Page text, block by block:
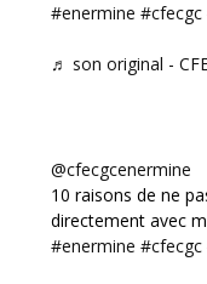
#enermine #cfecgc
♬ son original -
@cfecgcenermine
10 raisons de ne
directement avec
#enermine #cfecgc